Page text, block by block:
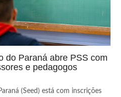
do Paraná abre PSS com
e pedagogos
(Seed) está com inscrições